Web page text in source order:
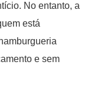
No entanto, a
está
e sem